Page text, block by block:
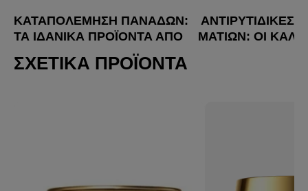
ΚΑΤΑΠΟΛΈΜΗΣΗ ΠΑΝΆΔΩΝ:
ΤΑ ΙΔΑΝΙΚΆ ΠΡΟΪΌΝΤΑ ΑΠΌ
ΑΝΤΙΡΥΤΙΔΙΚΈΣ
ΜΑΤΙΏΝ: ΟΙ
ΣΧΕΤΙΚΆ ΠΡΟΪΌΝΤΑ